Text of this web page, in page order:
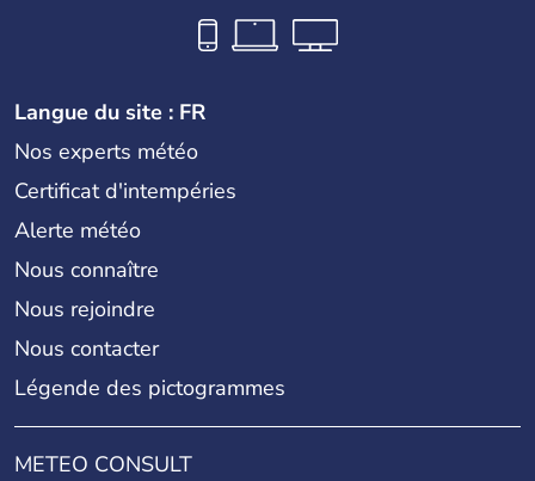
Langue du site : FR
Nos experts météo
Certificat d'intempéries
Alerte météo
Nous connaître
Nous rejoindre
Nous contacter
Légende des pictogrammes
METEO CONSULT